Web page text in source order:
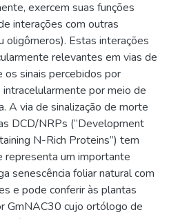
exercem suas funções
interações com outras
oligômeros). Estas interações
relevantes em vias de
os sinais percebidos por
por meio de
A via de sinalização de morte
DCD/NRPs (“Development
N-Rich Proteins”) tem
representa um importante
senescência foliar natural com
e pode conferir às plantas
GmNAC30 cujo ortólogo de